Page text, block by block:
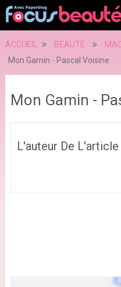
ACCUEIL BEAUTÉ
Mon Gamin - Pascal Voisine
Mon Gamin -
L'auteur De L'article